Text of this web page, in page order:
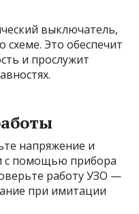
выключатель,
схеме. Это обеспечит
и прослужит
напряжение и
с помощью прибора
работу УЗО —
при имитации